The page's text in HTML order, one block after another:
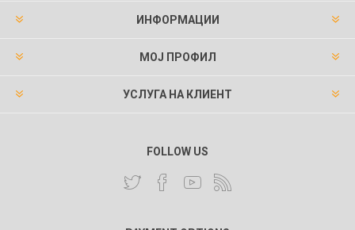
ИНФОРМАЦИИ
МОЈ ПРОФИЛ
УСЛУГА НА КЛИЕНТ
FOLLOW US